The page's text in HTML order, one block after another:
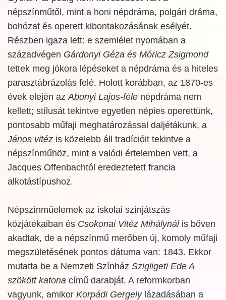
népszínműtől, mint a honi népdráma, polgári dráma,
bohózat és operett kibontakozásának esélyét.
Részben igaza lett: e szemlélet nyomában a
századvégen Gárdonyi Géza és Móricz Zsigmond
tettek meg jókora lépéseket a népdráma és a hiteles
parasztábrázolás felé. Holott korábban, az 1870-es
évek elején azAbonyi Lajos-féle népdráma nem
kellett; stílusát tekintve egyetlen népies operettünk,
pontosabb műfaji meghatározással daljétákunk, a
János vitéz is közelebb áll tradícióit tekintve a
népszínműhöz, mint a valódi értelemben vett, a
Jacques Offenbachtól eredeztetett francia
alkotástípushoz.
Népszínműelemek az iskolai színjátszás
közjátékaiban és Csokonai Vitéz Mihálynális bőven
akadtak, de a népszínmű merőben új, komoly műfaji
megszületésének pontos dátuma van: 1843. Ekkor
mutatta be a Nemzeti Színház Szigligeti Ede A
szökött katona című darabját. A reformkorban
vagyunk, amikor Korpádi Gergelylázadásában a